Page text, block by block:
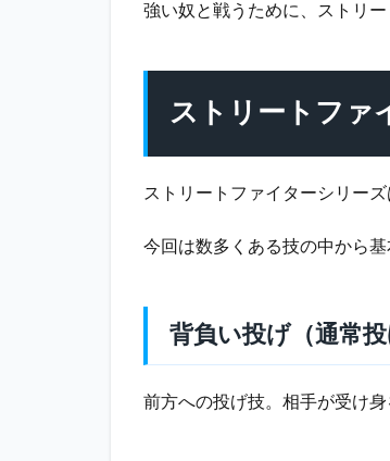
め
い投
げ
げ）
巴投
常投
げ）
鎖骨
強い奴と戦うために、ストリ
ストリートファ
ストリートファイターシリー
今回は数多くある技の中から基
背負い投げ（通常投
前方への投げ技。相手が受け